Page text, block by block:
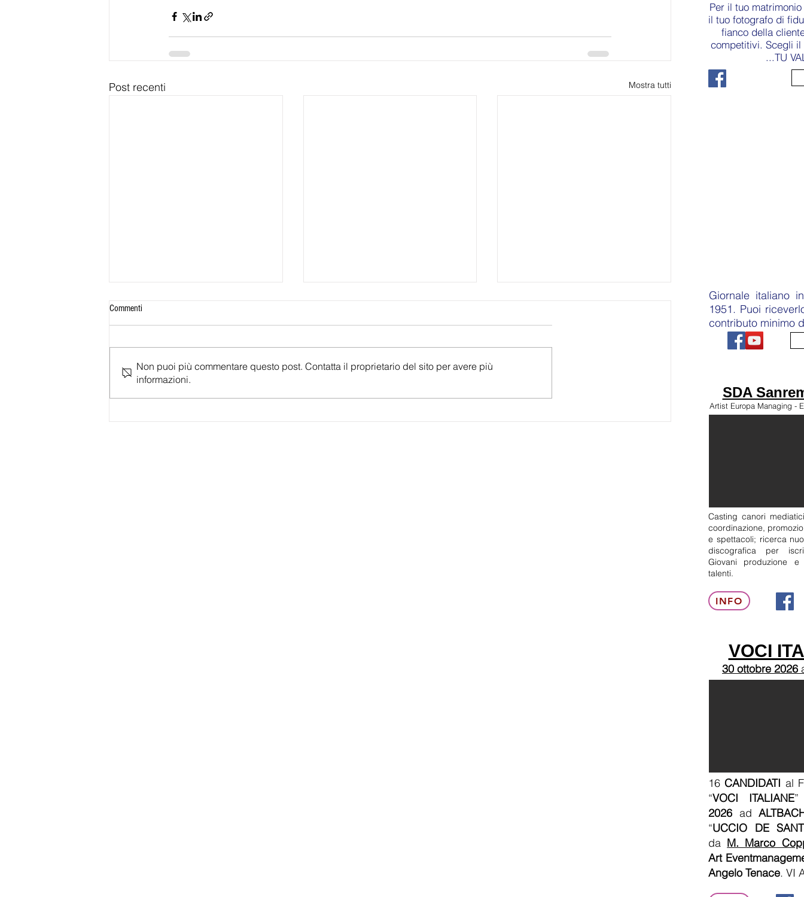
Post recenti Mostra tutti
Rio Dreams estate da Mattioli a Enzo
sedici giovani voci in diretta tv a Junior
dai The Kolors a Ditonellapiaga
Commenti
Non puoi più commentare questo post. Contatta il proprietario del sito per avere più
informazioni.
Per il tuo
il tuo fotografo di
fianco della
competitivi. Scegli
...TU
Giornale italiano
1951. Puoi
contributo minimo
SDA
Artist Europa Managing -
Casting canori
coordinazione,
e spettacoli; ricerca
discografica per
Giovani produzione e
talenti.
INFO
VOCI
30 ottobre 2026
16CANDIDATI al
“VOCI ITALIANE
2026 ad
“UCCIO DE
da M. Marco
Art
Angelo Tenace. VI